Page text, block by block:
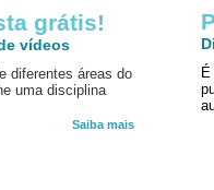
grátis!
vídeos
diferentes áreas do
uma disciplina
Saiba mais